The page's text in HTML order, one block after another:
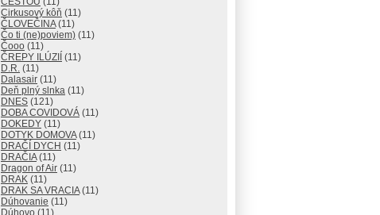
Cirkusový kôň (11)
ČLOVEČINA(11)
Čo ti (ne)poviem) (11)
Čooo (11)
ČREPY ILÚZIÍ
(11)
D.R. (11)
Dalasair (11)
Deň plný slnka (11)
DNES (121)
DOBA COVIDOVÁ (11)
DOKEDY (11)
DOTYK DOMOVA(11)
DRAČÍ DYCH (11)
DRAČIA(11)
Dragon of Air (11)
DRAK (11)
DRAK SA VRACIA(11)
Dúhovanie (11)
Dúhovo (11)